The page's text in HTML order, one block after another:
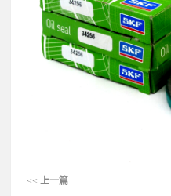
<< 上一篇